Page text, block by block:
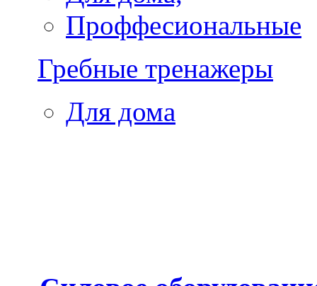
Проффесиональные
Гребные тренажеры
Для дома